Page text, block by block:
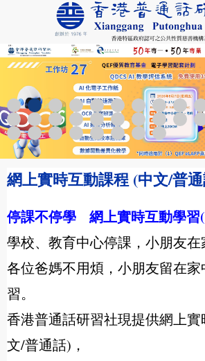
網上實時互動課程 (中文/普
停課不停學 網上實時互動學習
學校、教育中心停課，小朋友在
各位爸媽不用煩，小朋友留在
習。
香港普通話研習社現提供網上
文/普通話)，